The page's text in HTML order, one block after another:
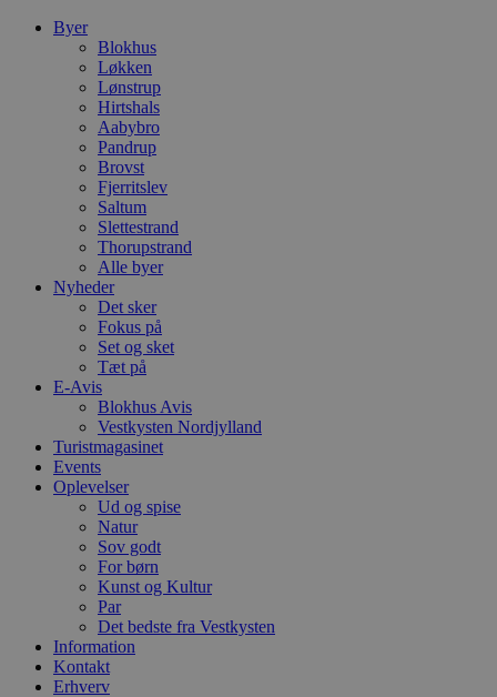
Byer
Blokhus
Løkken
Lønstrup
Hirtshals
Aabybro
Pandrup
Brovst
Fjerritslev
Saltum
Slettestrand
Thorupstrand
Alle byer
Nyheder
Det sker
Fokus på
Set og sket
Tæt på
E-Avis
Blokhus Avis
Vestkysten Nordjylland
Turistmagasinet
Events
Oplevelser
Ud og spise
Natur
Sov godt
For børn
Kunst og Kultur
Par
Det bedste fra Vestkysten
Information
Kontakt
Erhverv